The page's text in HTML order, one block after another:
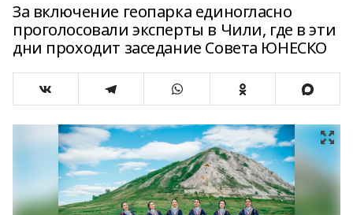
За включение геопарка единогласно
проголосовали эксперты в Чили, где в эти
дни проходит заседание Совета ЮНЕСКО